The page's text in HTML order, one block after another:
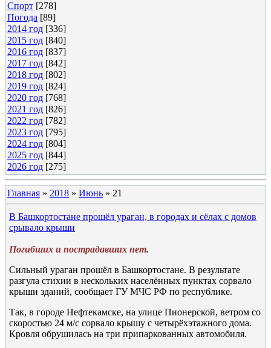
Спорт [278]
Погода [89]
2014 год [336]
2015 год [840]
2016 год [837]
2017 год [842]
2018 год [802]
2019 год [824]
2020 год [768]
2021 год [826]
2022 год [782]
2023 год [795]
2024 год [804]
2025 год [844]
2026 год [275]
Главная » 2018 » Июнь » 21
В Башкортостане прошёл ураган, в городах и сёлах с домов
срывало крыши
Погибших и пострадавших нет.
Сильный ураган прошёл в Башкортостане. В результате
разгула стихии в нескольких населённых пунктах сорвало
крыши зданий, сообщает ГУ МЧС РФ по республике.
Так, в городе Нефтекамске, на улице Пионерской, ветром со
скоростью 24 м/с сорвало крышу с четырёхэтажного дома.
Кровля обрушилась на три припаркованных автомобиля.